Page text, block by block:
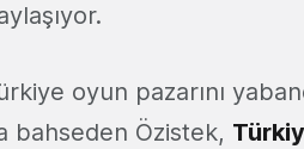
oyun pazarını
bahseden Özistek,